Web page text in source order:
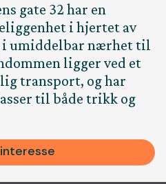
Kontakt
gate 32 har en
i hjertet av
i umiddelbar nærhet til
ligger ved et
transport, og har
til både trikk og